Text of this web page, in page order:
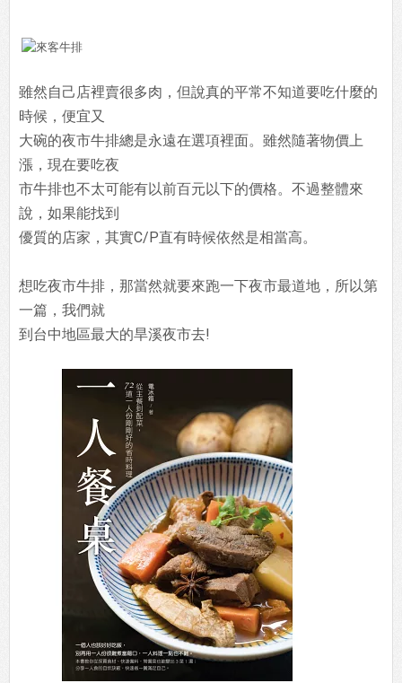
雖然自己店裡賣很多肉，但說真的平常不知道要吃什麼的
時候，便宜又
大碗的夜市牛排總是永遠在選項裡面。雖然隨著物價上
漲，現在要吃夜
市牛排也不太可能有以前百元以下的價格。不過整體來
說，如果能找到
優質的店家，其實C/P直有時候依然是相當高。
想吃夜市牛排，那當然就要來跑一下夜市最道地， 所以第
一篇，我們就
到台中地區最大的旱溪夜市去!